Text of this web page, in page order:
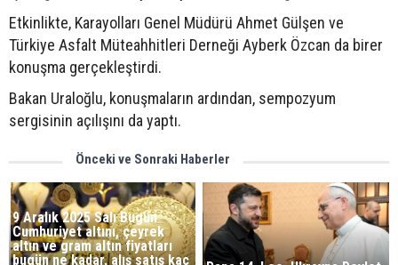
Etkinlikte, Karayolları Genel Müdürü Ahmet Gülşen ve
Türkiye Asfalt Müteahhitleri Derneği Ayberk Özcan da birer
konuşma gerçekleştirdi.
Bakan Uraloğlu, konuşmaların ardından, sempozyum
sergisinin açılışını da yaptı.
Önceki ve Sonraki Haberler
9 Aralık 2025 Salı Bugün
Cumhuriyet altını, çeyrek
altın ve gram altın fiyatları
bugün ne kadar, alış satış kaç